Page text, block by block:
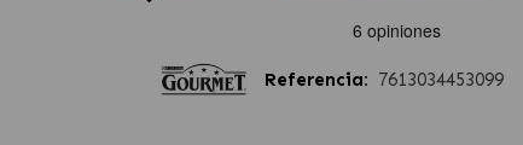
Referencia: 7613034453099